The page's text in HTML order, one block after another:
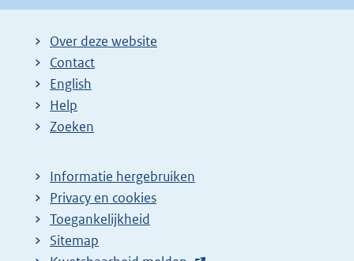
Over deze website
Contact
English
Help
Zoeken
Informatie hergebruiken
Privacy en cookies
Toegankelijkheid
Sitemap